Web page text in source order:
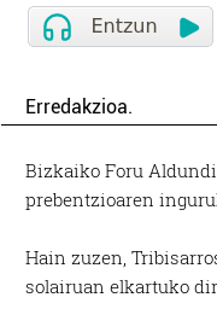
Erredakzioa.
Bizkaiko Foru
prebentzioaren
Hain zuzen,
solairuan elkartuko